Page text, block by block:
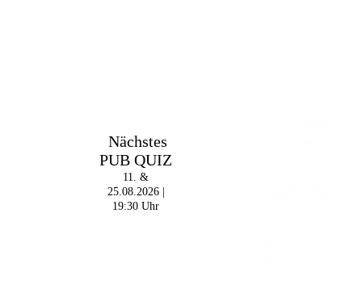
Nächstes
PUB QUIZ
11. &
25.08.2026 |
19:30 Uhr